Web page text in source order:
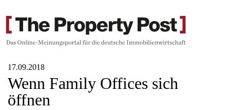
17.09.2018
Wenn Family Offices sich
öffnen